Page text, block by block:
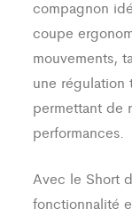
compagnon
coupe
mouvements,
une régulation
permettant de
performances.
Avec le Short
fonctionnalité